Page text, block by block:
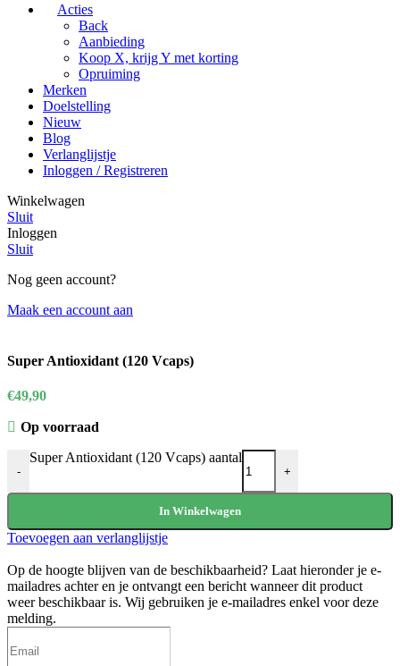
Acties
Back
Aanbieding
Koop X, krijg Y met korting
Opruiming
Merken
Doelstelling
Nieuw
Blog
Verlanglijstje
Inloggen / Registreren
Winkelwagen
Sluit
Inloggen
Sluit
Nog geen account?
Maak een account aan
Super Antioxidant (120 Vcaps)
€49,90
Op voorraad
-
Super Antioxidant (120 Vcaps) aantal
+
In Winkelwagen
Toevoegen aan verlanglijstje
Op de hoogte blijven van de beschikbaarheid? Laat hieronder je e-
mailadres achter en je ontvangt een bericht wanneer dit product
weer beschikbaar is. Wij gebruiken je e-mailadres enkel voor deze
melding.